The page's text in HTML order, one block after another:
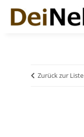
Zurück zur Liste